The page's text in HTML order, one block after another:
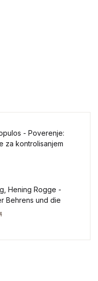
- Poverenje:
za kontrolisanjem
Hening Rogge -
Behrens und die